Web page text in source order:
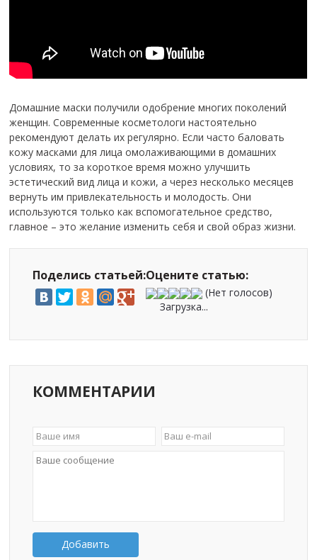
Домашние маски получили одобрение многих поколений
женщин. Современные косметологи настоятельно
рекомендуют делать их регулярно. Если часто баловать
кожу масками для лица омолаживающими в домашних
условиях, то за короткое время можно улучшить
эстетический вид лица и кожи, а через несколько месяцев
вернуть им привлекательность и молодость. Они
используются только как вспомогательное средство,
главное – это желание изменить себя и свой образ жизни.
Поделись статьей:Оцените статью:
(Нет голосов)
Загрузка...
КОММЕНТАРИИ
Добавить